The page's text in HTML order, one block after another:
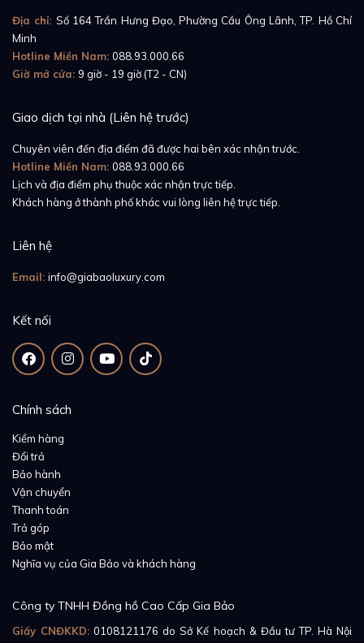
Địa chỉ: Số 164 Trần Hưng Đạo, Phường Cầu Ông Lãnh, TP. Hồ Chí
Minh
Hotline Miền Nam: 088.93.000.66
Giờ mở cửa: 9 giờ - 19 giờ (T2 - CN)
Giao dịch tại nhà (Liên hệ trước)
Chuyên viên đến địa điểm đã được hai bên xác nhận trước.
Hotline Miền Nam: 088.93.000.66
Lịch và địa điểm phụ thuộc xác nhận trực tiếp.
Khách hàng ở thành phố khác vui lòng liên hệ trực tiếp.
Liên hệ
Email: info@giabaoluxury.com
Kết nối
Chính sách
Kiểm hàng
Đổi trả
Bảo hành
Vận chuyển
Thanh toán
Trả góp
Bảo mật
Nghĩa vụ của Gia Bảo và khách hàng
Công ty TNHH Đồng hồ Cao Cấp Gia Bảo
Giấy CNĐKKD: 0108121176 do Sở Kế hoạch & Đầu tư TP. Hà Nội